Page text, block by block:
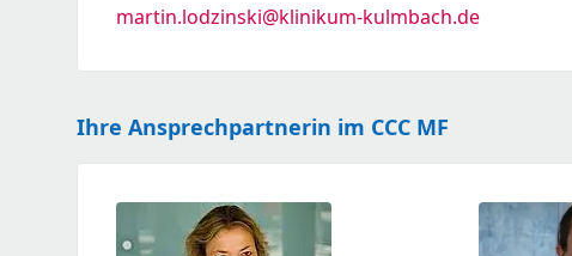
martin.lodzinski@klinikum-kulmbach.de
Ihre Ansprechpartnerin im CCC MF